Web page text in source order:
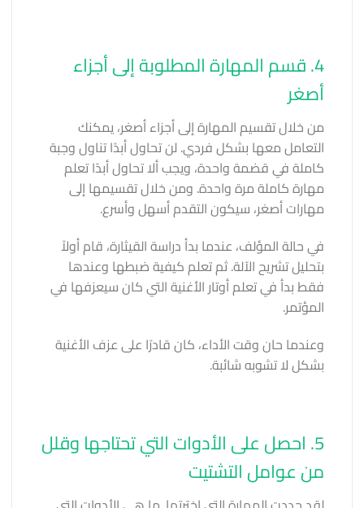
4. قسم المهارة المطلوبة إلى أجزاء
أصغر
من خلال تقسيم المهارة إلى أجزاء أصغر، يمكنك
التعامل معها بشكل فردي. لن تحاول أبدًا تناول وجبة
كاملة في قضمة واحدة، ويجب ألا تحاول أبدًا تعلم
مهارة كاملة مرة واحدة. ومن خلال تقسيمها إلى
مهارات أصغر، سيكون التقدم أسهل وأسرع.
في حالة المؤلف، عندما بدأ دراسة القيثارة، قام أولاً
بتحليل تشريح الآلة. ثم تعلم كيفية ضبطها وعندها
فقط بدأ في تعلم أوتار الأغنية التي كان سيعزفها في
المؤتمر.
وعندما حان وقت الأداء، كان قادرًا على عزف الأغنية
بشكل لا تشوبه شائبة.
5. احصل على الأدوات التي تحتاجها وقلل
من عوامل التشتيت